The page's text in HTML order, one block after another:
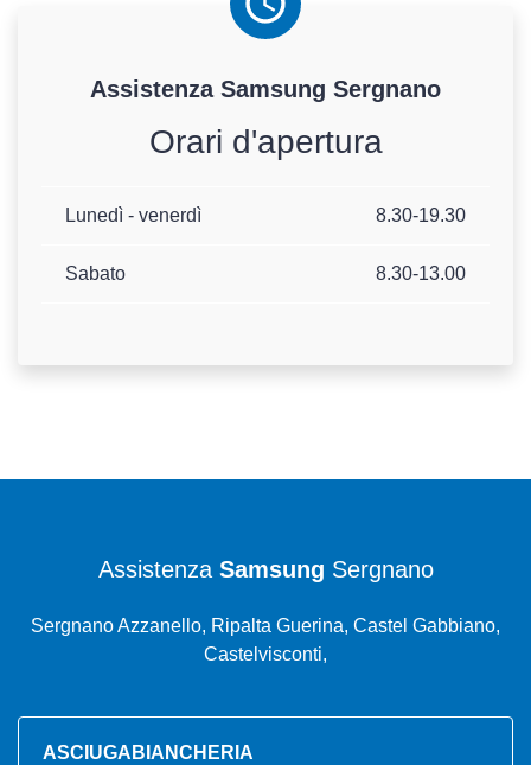
Assistenza Samsung Sergnano
Orari d'apertura
Lunedì - venerdì 8.30-19.30
Sabato 8.30-13.00
Assistenza Samsung Sergnano
Sergnano Azzanello, Ripalta Guerina, Castel Gabbiano,
Castelvisconti,
ASCIUGABIANCHERIA